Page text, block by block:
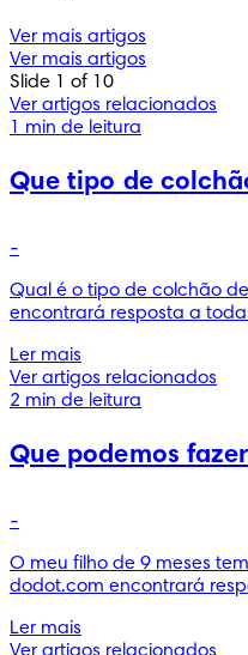
Ver mais artigos
Ver mais artigos
Slide 1 of 10
Ver artigos relacionados
1 min de leitura
Que tipo de
-
Qual é o tipo de colchão
encontrará resposta a
Ler mais
Ver artigos relacionados
2 min de leitura
Que podemos
-
O meu filho de 9 meses
dodot.com encontrará
Ler mais